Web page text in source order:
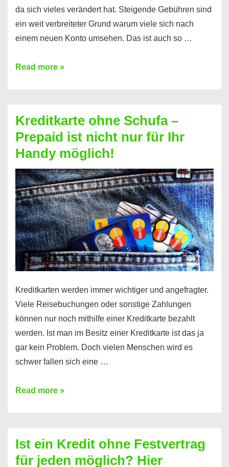
da sich vieles verändert hat. Steigende Gebühren sind
ein weit verbreiteter Grund warum viele sich nach
einem neuen Konto umsehen. Das ist auch so …
Konto
Neueröffnung
trotz
Schufaeintrag
möglich
Read more »
Kreditkarte ohne Schufa –
Prepaid ist nicht nur für Ihr
Handy möglich!
Kreditkarten werden immer wichtiger und angefragter.
Viele Reisebuchungen oder sonstige Zahlungen
können nur noch mithilfe einer Kreditkarte bezahlt
werden. Ist man im Besitz einer Kreditkarte ist das ja
gar kein Problem. Doch vielen Menschen wird es
schwer fallen sich eine …
Kreditkarte
Prepaid
ist
Read more »
Ist ein Kredit ohne Festvertrag
für jeden möglich? Hier